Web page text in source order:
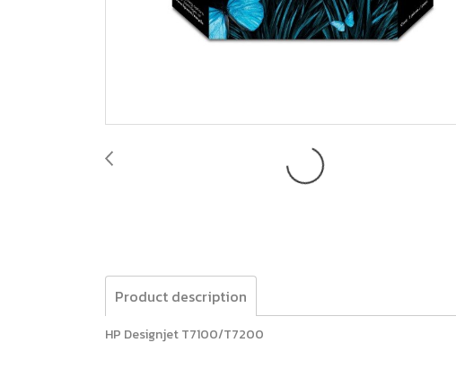
Product description
HP Designjet T7100/T7200